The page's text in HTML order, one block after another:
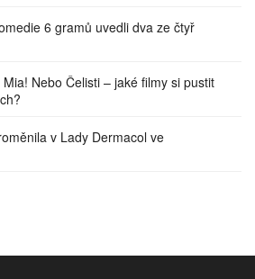
6 gramů uvedli dva ze čtyř
Nebo Čelisti – jaké filmy si pustit
v Lady Dermacol ve